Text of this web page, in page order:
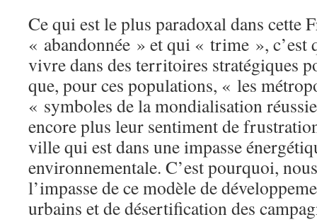
Ce qui est le plus paradoxal dans cette
« abandonnée » et qui « trime », c’est
vivre dans des territoires stratégiques
que, pour ces populations, « les
« symboles de la mondialisation
encore plus leur sentiment de
ville qui est dans une impasse
environnementale. C’est pourquoi,
l’impasse de ce modèle de
urbains et de désertification des